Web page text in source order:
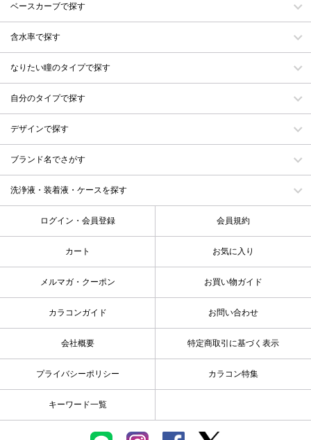
ベースカーブで探す
含水率で探す
なりたい瞳のタイプで探す
自分のタイプで探す
デザインで探す
ブランド名でさがす
洗浄液・装着液・ケースを探す
ログイン・会員登録 会員規約
カート お気に入り
メルマガ・クーポン お買い物ガイド
カラコンガイド お問い合わせ
会社概要 特定商取引に基づく表示
プライバシーポリシー カラコン特集
キーワード一覧